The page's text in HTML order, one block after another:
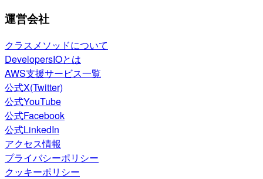
運営会社
クラスメソッドについて
DevelopersIOとは
AWS支援サービス一覧
公式X(Twitter)
公式YouTube
公式Facebook
公式LinkedIn
アクセス情報
プライバシーポリシー
クッキーポリシー